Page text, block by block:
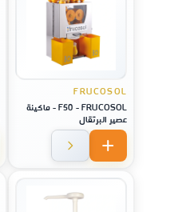
FRUCOSOL
F50 - FRUCOSOL - ماكينة
عصير البرتقال